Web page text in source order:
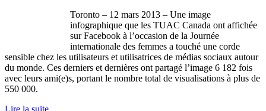
Toronto – 12 mars 2013 – Une image
infographique que les TUAC Canada ont affichée
surFacebook à l’occasion de la Journée
internationale des femmes a touché une corde
sensible chez les utilisateurs et utilisatrices de médias sociaux autour
du monde. Ces derniers et dernières ont partagé l’image 6 182 fois
avec leurs ami(e)s, portant le nombre total de visualisations à plus de
550 000.
Lire la suite...